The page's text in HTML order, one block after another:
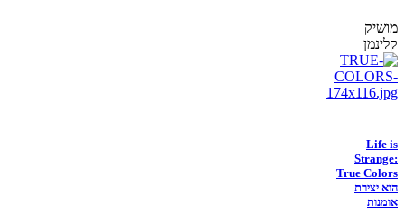
מושיק
קלינמן
Life is
Strange:
True Colors
הוא יצירת
אומנות